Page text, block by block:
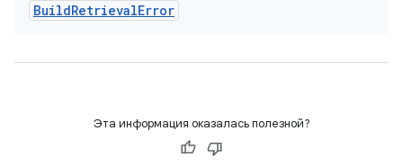
BuildRetrievalError
Эта информация оказалась полезной?